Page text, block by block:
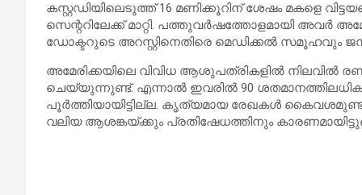
കസ്റ്റഡിയിലെടുത്ത് 16 മണിക്കൂറിന് ശേഷം മകളെ
സെന്ററിലേക്ക് മാറ്റി. പത്തുവർഷത്തോളമായി അവർ
ഡോക്ടറുടെ അറസ്റ്റിനെതിരെ മെഡിക്കൽ സമൂഹവും
അമേരിക്കയിലെ വിവിധ ആശുപത്രികളിൽ നിലവിൽ
ചെയ്യുന്നുണ്ട്. എന്നാൽ ഇവരിൽ 90
പൂർത്തിയായിട്ടില്ല. കൃത്യമായ രേഖകൾ
വലിയ ആശങ്കയ്ക്കും പ്രതിഷേധത്തിനും